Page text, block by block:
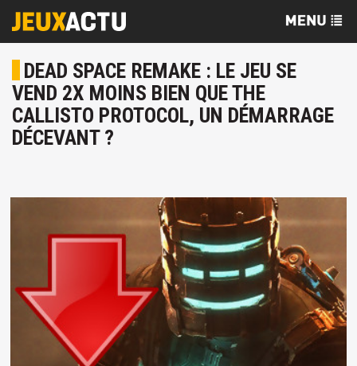
DEAD SPACE REMAKE : LE JEU SE
VEND 2X MOINS BIEN QUE THE
CALLISTO PROTOCOL, UN DÉMARRAGE
DÉCEVANT ?